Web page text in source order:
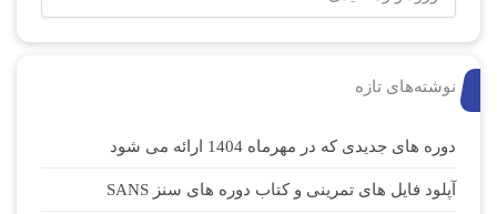
برای:
نوشته‌های تازه
دوره های جدیدی که در مهرماه 1404 ارائه می شود
آپلود فایل های تمرینی و کتاب دوره های سنز SANS